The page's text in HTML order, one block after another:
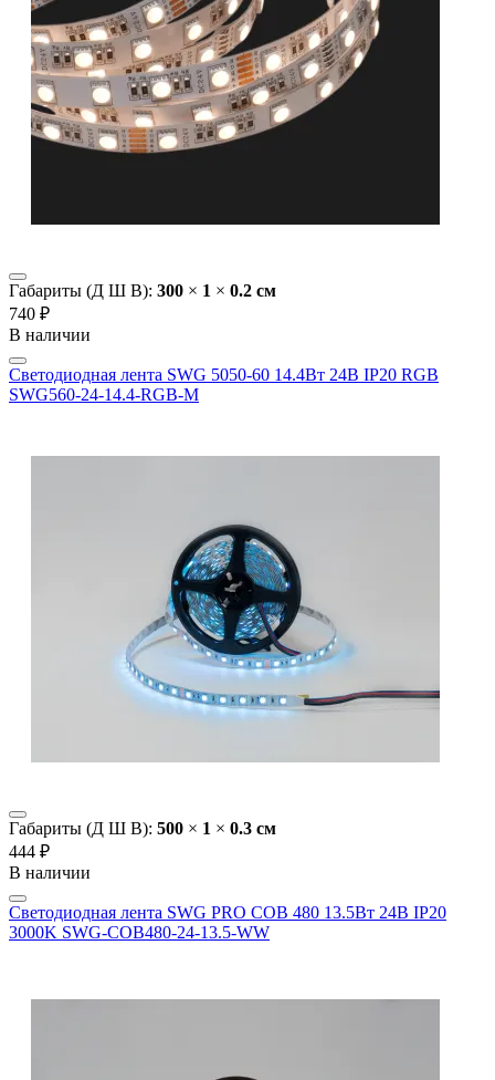
Габариты (Д Ш В): 300 × 1 × 0.2 cм
740 ₽
В наличии
Светодиодная лента SWG 5050-60 14.4Вт 24В IP20 RGB
SWG560-24-14.4-RGB-M
Габариты (Д Ш В): 500 × 1 × 0.3 cм
444 ₽
В наличии
Светодиодная лента SWG PRO COB 480 13.5Вт 24В IP20
3000K SWG-COB480-24-13.5-WW